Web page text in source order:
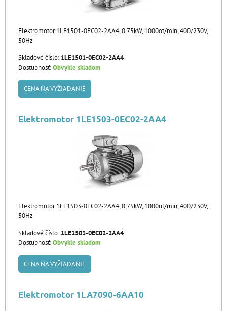
Elektromotor 1LE1501-0EC02-2AA4, 0,75kW, 1000ot/min, 400/230V,
50Hz
Skladové číslo: 1LE1501-0EC02-2AA4
Dostupnosť:Obvykle skladom
CENA NA VYŽIADANIE
Elektromotor 1LE1503-0EC02-2AA4
Elektromotor 1LE1503-0EC02-2AA4, 0,75kW, 1000ot/min, 400/230V,
50Hz
Skladové číslo: 1LE1503-0EC02-2AA4
Dostupnosť:Obvykle skladom
CENA NA VYŽIADANIE
Elektromotor 1LA7090-6AA10